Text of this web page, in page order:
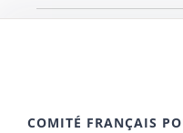
COMITÉ FRANÇAIS